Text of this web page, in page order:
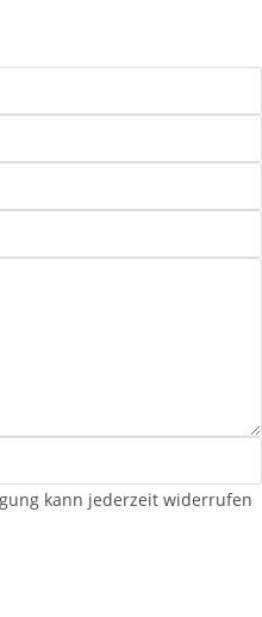
kann jederzeit widerrufen